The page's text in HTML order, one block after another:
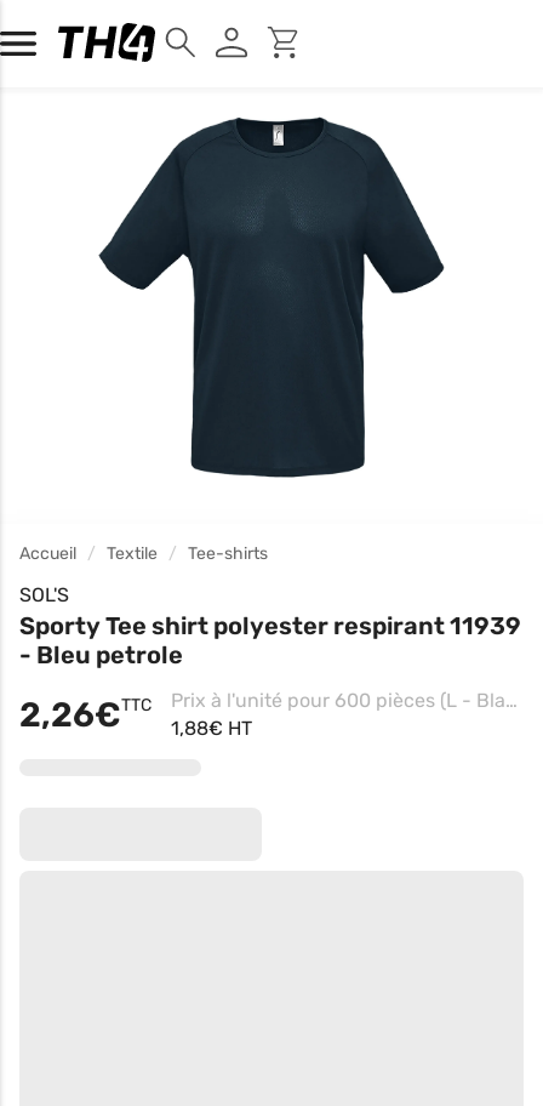
Accueil Textile Tee-shirts
SOL'S
Sporty Tee shirt polyester respirant 11939
- Bleu petrole
2,26€TTC
Prix à l'unité pour 600 pièces (L - Blanc)
1,88€ HT